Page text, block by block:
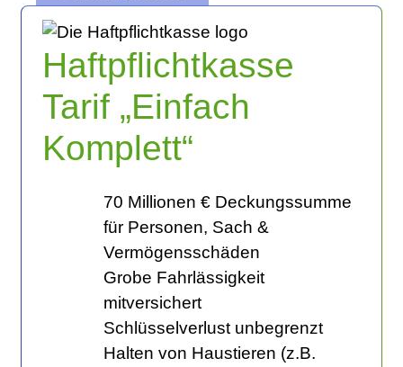
Haftpflichtkasse
Tarif „Einfach
Komplett“
70 Millionen € Deckungssumme
für Personen, Sach &
Vermögensschäden
Grobe Fahrlässigkeit
mitversichert
Schlüsselverlust unbegrenzt
Halten von Haustieren (z.B.